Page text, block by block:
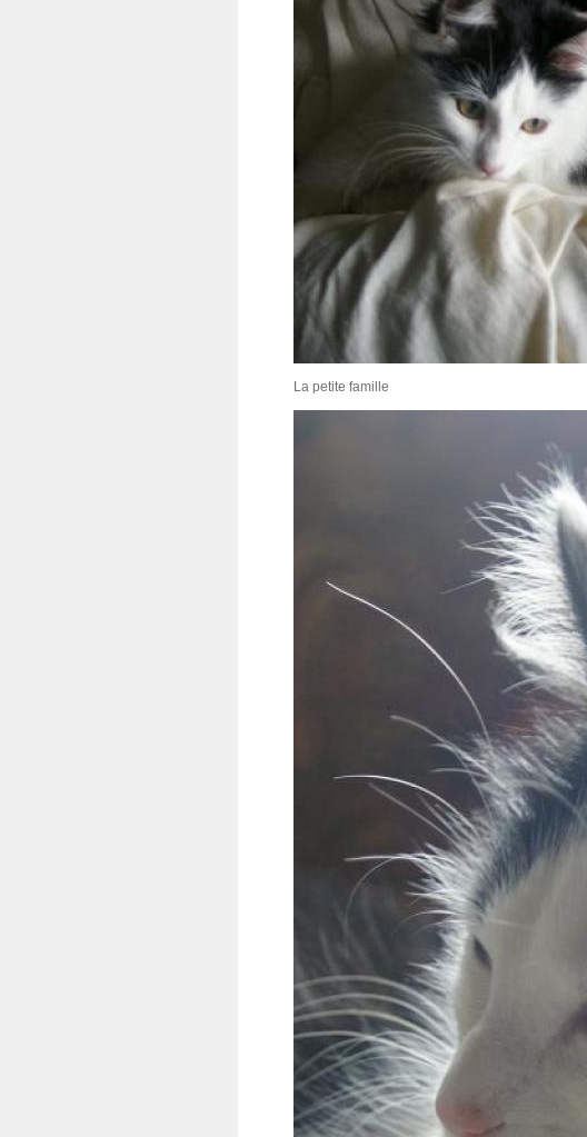
La petite famille